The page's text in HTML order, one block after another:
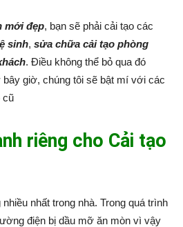
mới đẹp, bạn sẽ phải cải tạo các
sinh, sửa chữa cải tạo phòng
. Điều không thể bỏ qua đó
bây giờ, chúng tôi sẽ bật mí với các
cũ
riêng cho Cải tạo
nhất trong nhà. Trong quá trình
điện bị dầu mỡ ăn mòn vì vậy